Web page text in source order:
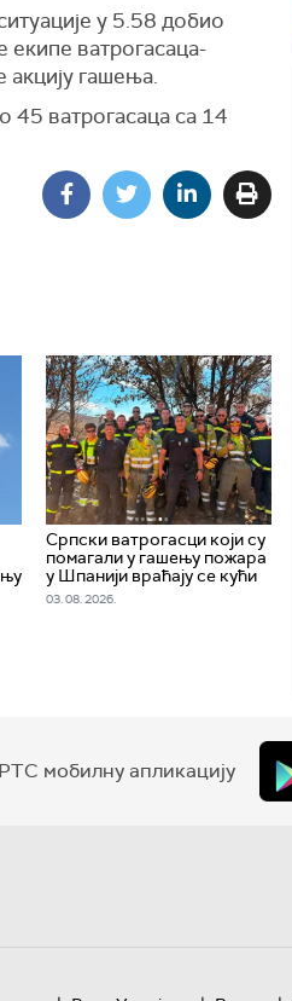
у 5.58 добио
екипе ватрогасаца-
акцију гашења.
45 ватрогасаца са 14
Српски ватрогасци који су
помагали у гашењу пожара
у Шпанији враћају се кући
03. 08. 2026.
мобилну апликацију